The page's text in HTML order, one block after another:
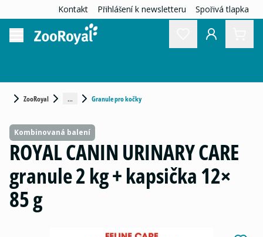
Kontakt Přihlášení k newsletteru Spořivá tlapka
ZooRoyal ... Granule pro kočky
Kombinovaná balení
ROYAL CANIN URINARY CARE
granule 2 kg + kapsička 12×
85 g